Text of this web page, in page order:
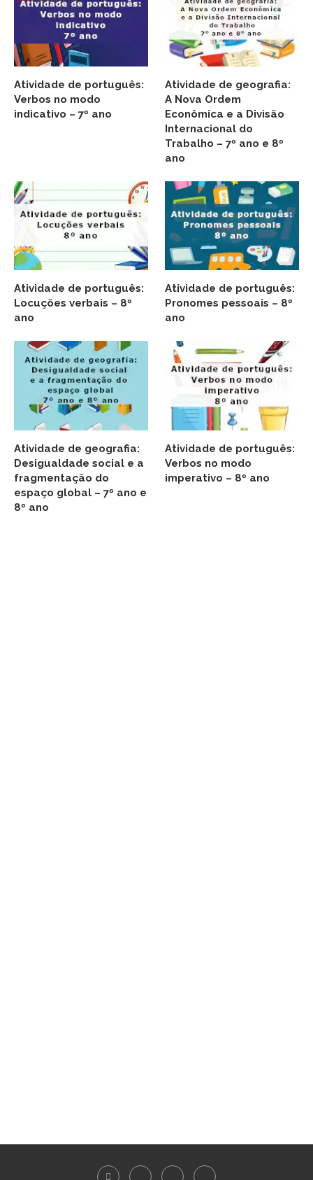
Atividade de português:
Verbos no modo
indicativo – 7º ano
Atividade de geografia:
A Nova Ordem
Econômica e a Divisão
Internacional do
Trabalho – 7º ano e 8º
ano
Atividade de português:
Locuções verbais – 8º
ano
Atividade de português:
Pronomes pessoais – 8º
ano
Atividade de geografia:
Desigualdade social e a
fragmentação do
espaço global – 7º ano e
8º ano
Atividade de português:
Verbos no modo
imperativo – 8º ano